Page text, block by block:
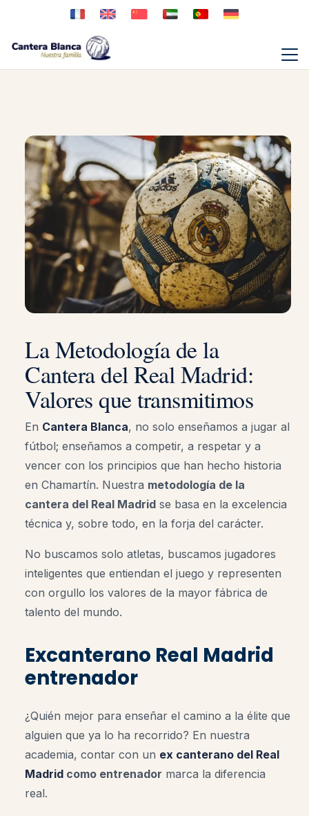
La Metodología de la
Cantera del Real Madrid:
Valores que transmitimos
En Cantera Blanca, no solo enseñamos a jugar al
fútbol; enseñamos a competir, a respetar y a
vencer con los principios que han hecho historia
en Chamartín. Nuestra metodología de la
cantera del Real Madrid se basa en la excelencia
técnica y, sobre todo, en la forja del carácter.
No buscamos solo atletas, buscamos jugadores
inteligentes que entiendan el juego y representen
con orgullo los valores de la mayor fábrica de
talento del mundo.
Excanterano Real Madrid
entrenador
¿Quién mejor para enseñar el camino a la élite que
alguien que ya lo ha recorrido? En nuestra
academia, contar con un ex canterano del Real
Madrid como entrenador marca la diferencia
real.